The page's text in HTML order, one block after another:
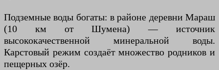
Подземные воды богаты: в районе деревни Мараш
(10 км от Шумена) — источник
высококачественной минеральной воды.
Карстовый режим создаёт множество родников и
пещерных озёр.